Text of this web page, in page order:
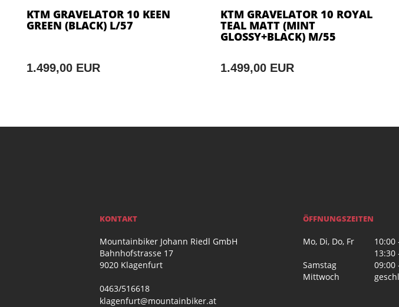
KTM GRAVELATOR 10 KEEN
GREEN (BLACK) L/57
1.499,00 EUR
KTM GRAVELATOR 10 ROYAL
TEAL MATT (MINT
GLOSSY+BLACK) M/55
1.499,00 EUR
KONTAKT
Mountainbiker Johann Riedl GmbH
Bahnhofstrasse 17
9020 Klagenfurt
0463/516618
klagenfurt@mountainbiker.at
ÖFFNUNGSZEITEN
Mo, Di, Do, Fr
10:00
13:30
Samstag
09:00
Mittwoch